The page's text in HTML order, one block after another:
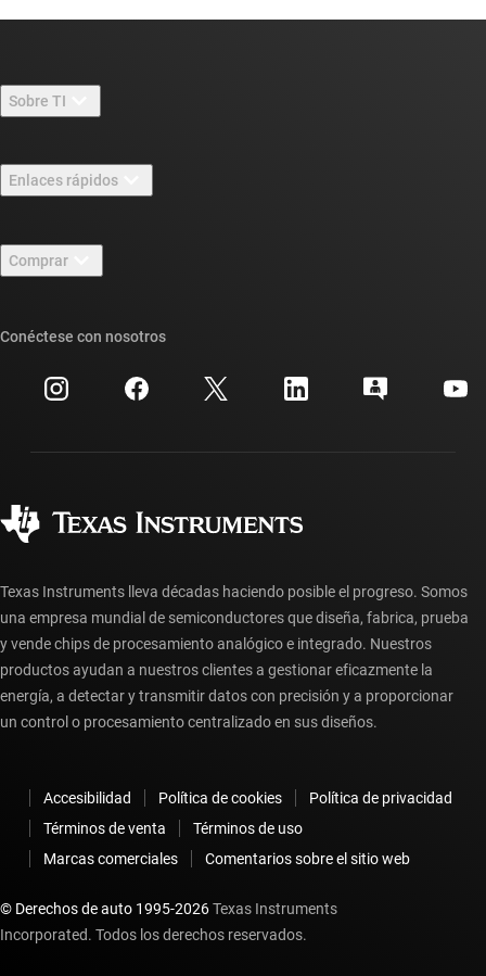
Sobre TI
Carreras laborales
Sala de redacción
Eventos
Relaciones con los inversionistas
Enlaces rápidos
Foros de soporte de diseño de TI E2E™
Búsqueda de referencias cruzadas
Centro de atención al cliente
Preguntas frecuentes sobre la cuenta myTI
Comprar
Preguntas frecuentes sobre pedidos
Conéctese con nosotros
Texas Instruments lleva décadas haciendo posible el progreso. Somos
una empresa mundial de semiconductores que diseña, fabrica, prueba
y vende chips de procesamiento analógico e integrado. Nuestros
productos ayudan a nuestros clientes a gestionar eficazmente la
energía, a detectar y transmitir datos con precisión y a proporcionar
un control o procesamiento centralizado en sus diseños.
Accesibilidad Política de cookies
Política de privacidad
Términos de venta
Términos de uso
Marcas comerciales
Comentarios sobre el sitio web
© Derechos de auto 1995-2026Texas Instruments
Incorporated. Todos los derechos reservados.